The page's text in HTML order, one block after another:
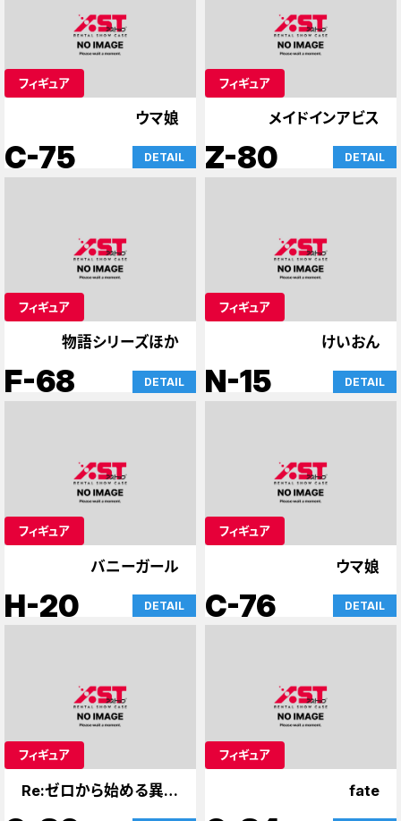
フィギュア
ウマ娘
C-75 DETAIL
フィギュア
メイドインアビス
Z-80 DETAIL
フィギュア
物語シリーズほか
F-68 DETAIL
フィギュア
けいおん
N-15 DETAIL
フィギュア
バニーガール
H-20 DETAIL
フィギュア
ウマ娘
C-76 DETAIL
フィギュア
Re:ゼロから始める異世
界生活
フィギュア
fate